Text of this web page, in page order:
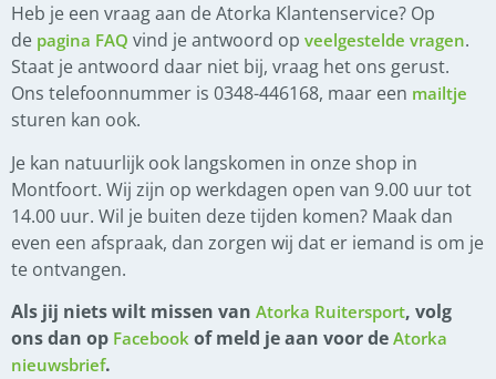
Heb je een vraag aan de Atorka Klantenservice? Op
de pagina FAQ vind je antwoord op veelgestelde vragen.
Staat je antwoord daar niet bij, vraag het ons gerust.
Ons telefoonnummer is 0348-446168, maar een mailtje
sturen kan ook.
Je kan natuurlijk ook langskomen in onze shop in
Montfoort. Wij zijn op werkdagen open van 9.00 uur tot
14.00 uur. Wil je buiten deze tijden komen? Maak dan
even een afspraak, dan zorgen wij dat er iemand is om je
te ontvangen.
Als jij niets wilt missen van Atorka Ruitersport, volg
ons dan op Facebook of meld je aan voor de Atorka
nieuwsbrief.